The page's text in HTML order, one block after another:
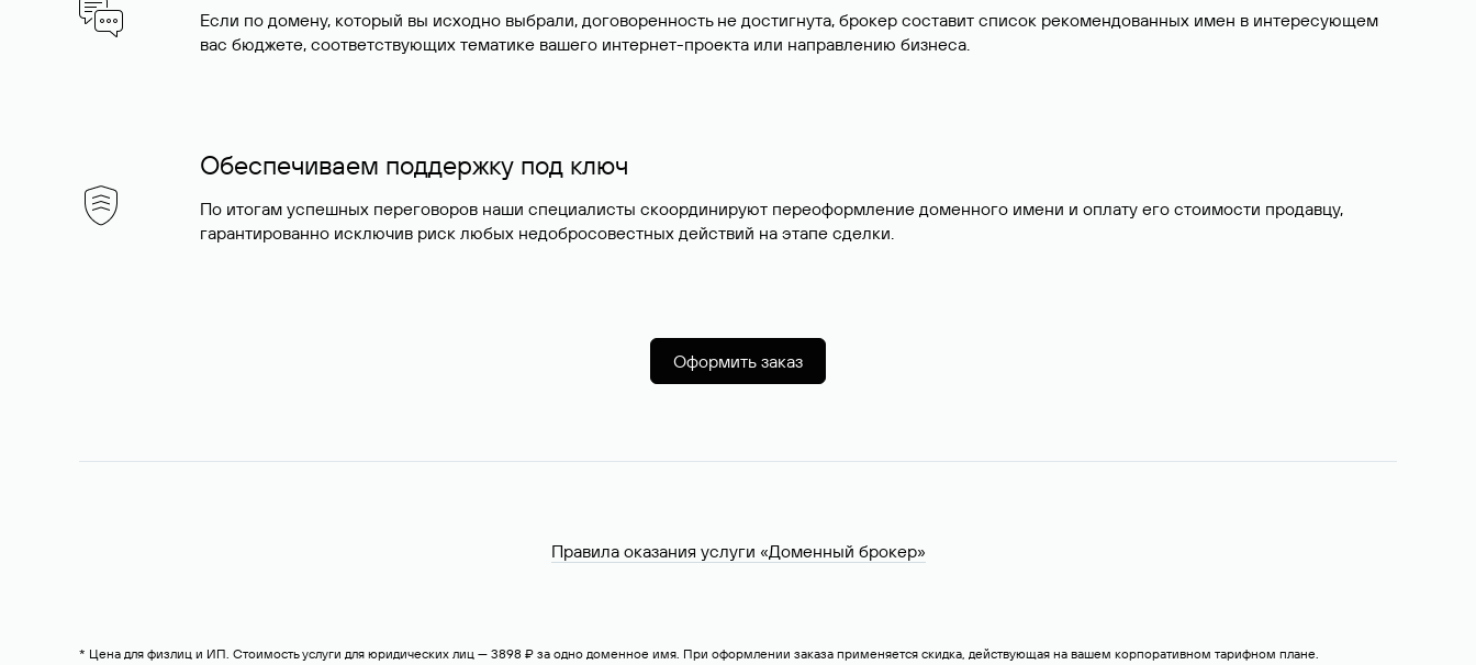
Если по домену, который вы исходно выбрали, договоренность не достигнута, брокер составит список рекомендованных имен в интересующем
вас бюджете, соответствующих тематике вашего интернет-проекта или направлению бизнеса.
Обеспечиваем поддержку под ключ
По итогам успешных переговоров наши специалисты скоординируют переоформление доменного имени и оплату его стоимости продавцу,
гарантированно исключив риск любых недобросовестных действий на этапе сделки.
Оформить заказ
Правила оказания услуги «Доменный брокер»
* Цена для физлиц и ИП. Стоимость услуги для юридических лиц — 3898 ₽ за одно доменное имя. При оформлении заказа применяется скидка, действующая на вашем корпоративном тарифном плане.